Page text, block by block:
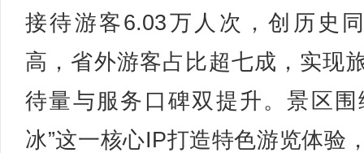
接待游客6.03万人次，创历史
高，省外游客占比超七成，实现
待量与服务口碑双提升。景区围
冰”这一核心IP打造特色游览体验